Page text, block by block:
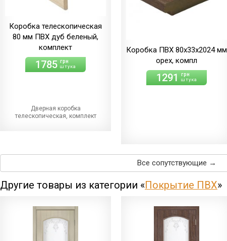
Коробка телескопическая
80 мм ПВХ дуб беленый,
комплект
1785 грн
штука
Дверная коробка
телескопическая, комплект
Коробка ПВХ 80х33х2024 мм
орех, компл
1291 грн
штука
Все сопутствующие →
Другие товары из категории «Покрытие ПВХ»